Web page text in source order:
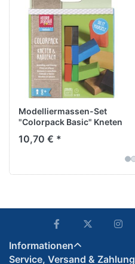
Modelliermassen-Set
"Colorpack Basic" Kneten
10,70 € *
Informationen
Service, Versand & Zahlung